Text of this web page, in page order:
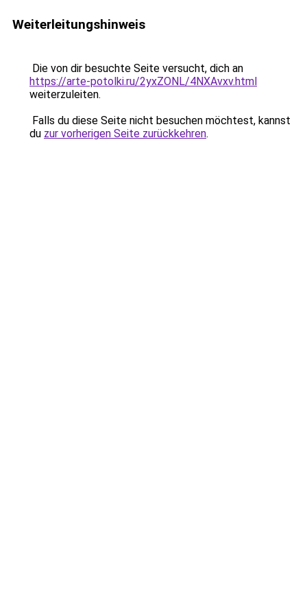
Weiterleitungshinweis
Die von dir besuchte Seite versucht, dich an
https://arte-potolki.ru/2yxZONL/4NXAvxv.html
weiterzuleiten.
Falls du diese Seite nicht besuchen möchtest, kannst
du zur vorherigen Seite zurückkehren.